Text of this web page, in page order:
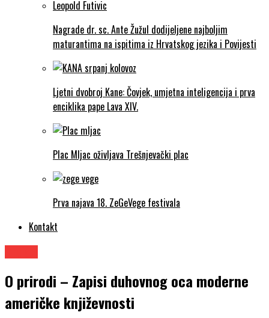
Nagrade dr. sc. Ante Žužul dodijeljene najboljim
maturantima na ispitima iz Hrvatskog jezika i Povijesti
Ljetni dvobroj Kane: Čovjek, umjetna inteligencija i prva
enciklika pape Lava XIV.
Plac Mljac oživljava Trešnjevački plac
Prva najava 18. ZeGeVege festivala
Kontakt
O prirodi – Zapisi duhovnog oca moderne
američke književnosti